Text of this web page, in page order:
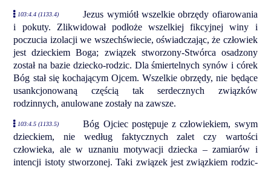
103:4.4 (1133.4)
Jezus wymiótł wszelkie obrzędy ofiarowania
i pokuty. Zlikwidował podłoże wszelkiej fikcyjnej winy i
poczucia izolacji we wszechświecie, oświadczając, że człowiek
jest dzieckiem Boga; związek stworzony-Stwórca osadzony
został na bazie dziecko-rodzic. Dla śmiertelnych synów i córek
Bóg stał się kochającym Ojcem. Wszelkie obrzędy, nie będące
usankcjonowaną częścią tak serdecznych związków
rodzinnych, anulowane zostały na zawsze.
103:4.5 (1133.5)
Bóg Ojciec postępuje z człowiekiem, swym
dzieckiem, nie według faktycznych zalet czy wartości
człowieka, ale w uznaniu motywacji dziecka – zamiarów i
intencji istoty stworzonej. Taki związek jest związkiem rodzic-